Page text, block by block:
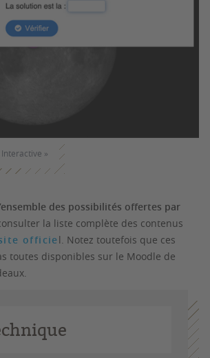
»
des possibilités offertes par
la liste complète des contenus
officiel. Notez toutefois que ces
toutes disponibles sur le Moodle de